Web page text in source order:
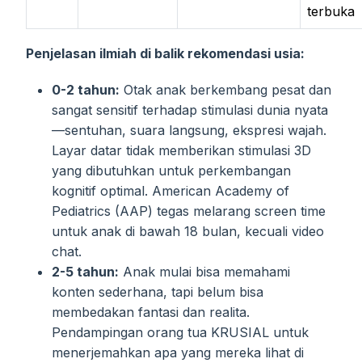
terbuka
Penjelasan ilmiah di balik rekomendasi usia:
0-2 tahun: Otak anak berkembang pesat dan
sangat sensitif terhadap stimulasi dunia nyata
—sentuhan, suara langsung, ekspresi wajah.
Layar datar tidak memberikan stimulasi 3D
yang dibutuhkan untuk perkembangan
kognitif optimal. American Academy of
Pediatrics (AAP) tegas melarang screen time
untuk anak di bawah 18 bulan, kecuali video
chat.
2-5 tahun: Anak mulai bisa memahami
konten sederhana, tapi belum bisa
membedakan fantasi dan realita.
Pendampingan orang tua KRUSIAL untuk
menerjemahkan apa yang mereka lihat di